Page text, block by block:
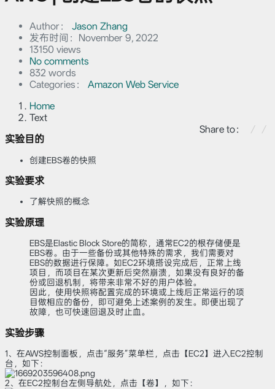
Author：
Jason Zhang
发布时间： November 9, 2022
13150 views
No comments
832 words
Categories：
Amazon Web Service
Home
Text
Share to：
实验目的
创建EBS卷的快照
实验要求
了解快照的概念
实验原理
EBS是Elastic Block Store的简称，通常EC2的根存储便是
EBS卷。由于一些备份或其他特殊的需求，我们需要对
EBS的数据进行保障。如EC2环境搭设完成后，正常上线
项目，而项目在某次更新后突然崩溃，如果没有良好的备
份或回退机制，将带来非常不好的用户体验。
因此，使用快照将配置完成的环境或上线后正常运行的项
目做相应的备份，即可避免上述案例的发生。即便出现了
故障，也可快速回退及时止血。
实验步骤
1、在AWS控制面板，点击“服务”菜单栏，点击【EC2】进入EC2控制
台，如下：
2、在EC2控制台左侧导航处，点击【卷】，如下：